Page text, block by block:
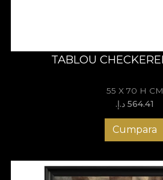
TABLOU
55 X 70 H CM
564.41 د.إ.‏
Cumpara